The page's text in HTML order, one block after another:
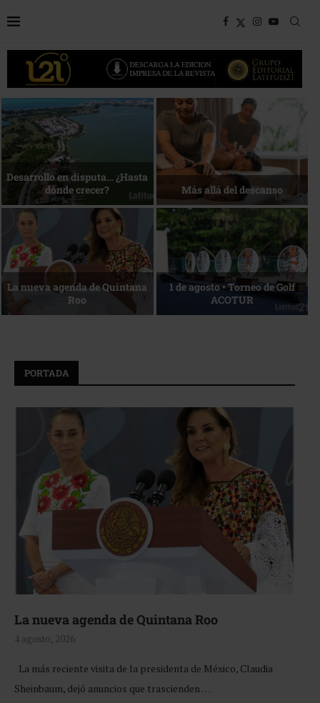
Bottega, un viaje servido a la
mesa
Energía que Impulsa la
competitividad
Reconocimiento de viajeros La esencia del servicio
PORTADA
La nueva agenda de Quintana Roo
4 agosto, 2026
La más reciente visita de la presidenta de México, Claudia
Sheinbaum, dejó anuncios que trascienden …